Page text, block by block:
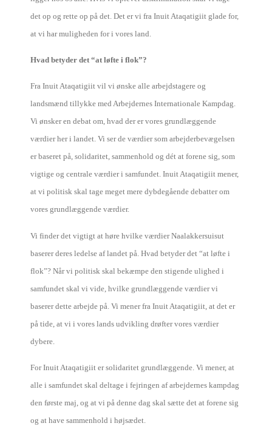
det op og rette op på det. Det er vi fra Inuit Ataqatigiit glade for,
at vi har muligheden for i vores land.
Hvad betyder det “at løfte i flok”?
Fra Inuit Ataqatigiit vil vi ønske alle arbejdstagere og
landsmænd tillykke med Arbejdernes Internationale Kampdag.
Vi ønsker en debat om, hvad der er vores grundlæggende
værdier her i landet. Vi ser de værdier som arbejderbevægelsen
er baseret på, solidaritet, sammenhold og dét at forene sig, som
vigtige og centrale værdier i samfundet. Inuit Ataqatigiit mener,
at vi politisk skal tage meget mere dybdegående debatter om
vores grundlæggende værdier.
Vi finder det vigtigt at høre hvilke værdier Naalakkersuisut
baserer deres ledelse af landet på. Hvad betyder det “at løfte i
flok”? Når vi politisk skal bekæmpe den stigende ulighed i
samfundet skal vi vide, hvilke grundlæggende værdier vi
baserer dette arbejde på. Vi mener fra Inuit Ataqatigiit, at det er
på tide, at vi i vores lands udvikling drøfter vores værdier
dybere.
For Inuit Ataqatigiit er solidaritet grundlæggende. Vi mener, at
alle i samfundet skal deltage i fejringen af arbejdernes kampdag
den første maj, og at vi på denne dag skal sætte det at forene sig
og at have sammenhold i højsædet.